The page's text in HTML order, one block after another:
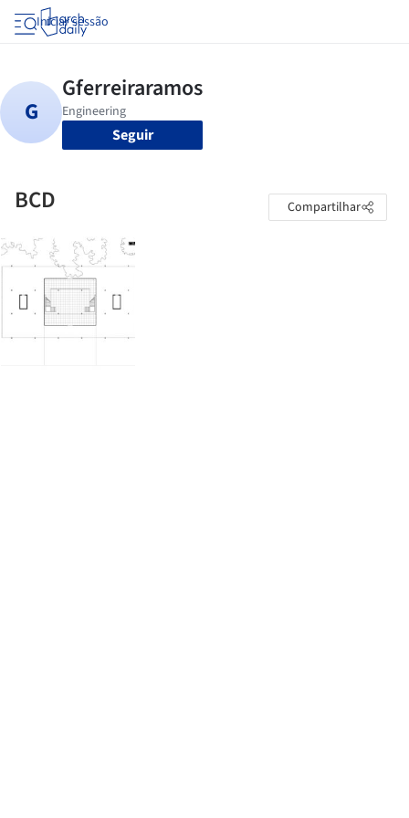
Iniciar sessão
Seguir
BCD Compartilhar